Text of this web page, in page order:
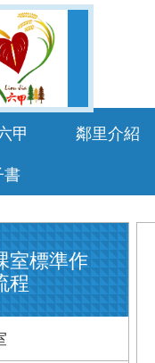
甲 鄰里介紹
書
室標準作
程